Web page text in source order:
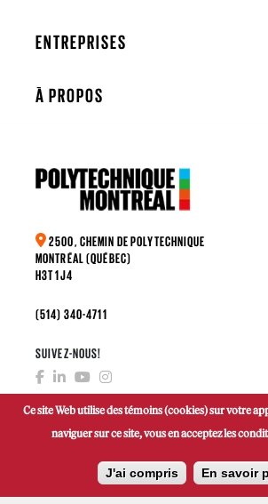
ENTREPRISES
À PROPOS
2500, CHEMIN DE POLYTECHNIQUE
MONTRÉAL (QUÉBEC)
H3T 1J4
(514) 340-4711
SUIVEZ-NOUS!
FAIRE UN DON
Ce site Web utilise des témoins (cookies) sur votre
naviguer sur ce site, vous en acceptez les
J'ai compris En savoir